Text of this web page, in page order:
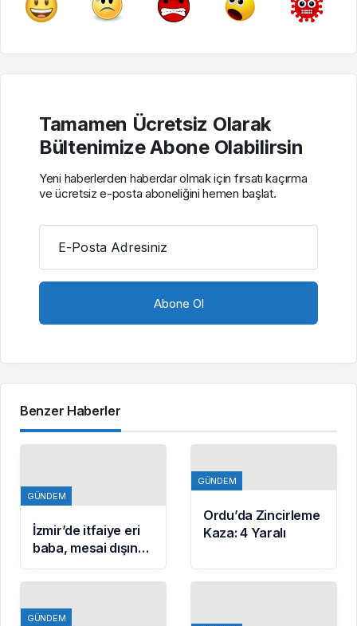
Tamamen Ücretsiz Olarak
Bültenimize Abone Olabilirsin
Yeni haberlerden haberdar olmak için fırsatı kaçırma
ve ücretsiz e-posta aboneliğini hemen başlat.
E-Posta Adresiniz
Benzer Haberler
GÜNDEM
İzmir’de itfaiye eri
baba, mesai dışında
kızının tenis
antrenörlüğünü
GÜNDEM
Ordu’da Zincirleme
Kaza: 4 Yaralı
GÜNDEM